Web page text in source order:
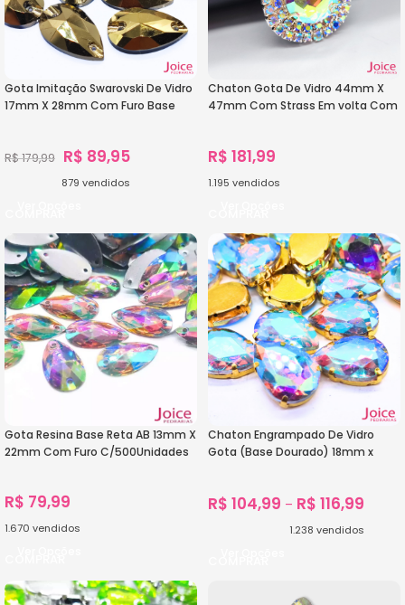
Gota Imitação Swarovski De Vidro
17mm X 28mm Com Furo Base
R$179,99 R$ 89,95
879 vendidos
Chaton Gota De Vidro 44mm X
47mm Com Strass Em volta Com
R$ 181,99
1.195 vendidos
Gota Resina Base Reta AB 13mm X
22mm Com Furo C/500Unidades
R$ 79,99
1.670 vendidos
Chaton Engrampado De Vidro
Gota (Base Dourado) 18mm x
R$ 104,99 – R$ 116,99
1.238 vendidos